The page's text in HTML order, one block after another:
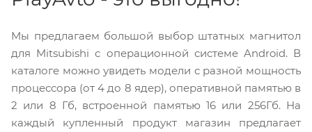
Мы предлагаем большой выбор штатных магнитол
для Mitsubishi с операционной системе Android. В
каталоге можно увидеть модели с разной мощность
процессора (от 4 до 8 ядер), оперативной памятью в
2 или 8 Гб, встроенной памятью 16 или 256Гб. На
каждый купленный продукт магазин предлагает